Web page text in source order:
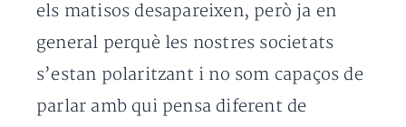
els matisos desapareixen, però ja en
general perquè les nostres societats
s’estan polaritzant i no som capaços de
parlar amb qui pensa diferent de